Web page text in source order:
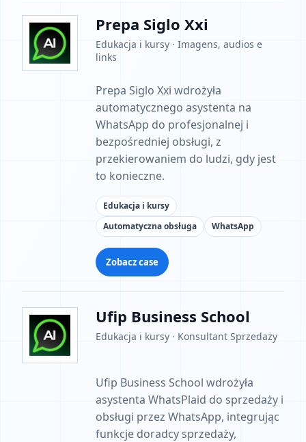
Prepa Siglo Xxi
Edukacja i kursy · Imagens, audios e
links
Prepa Siglo Xxi wdrożyła
automatycznego asystenta na
WhatsApp do profesjonalnej i
bezpośredniej obsługi, z
przekierowaniem do ludzi, gdy jest
to konieczne.
Edukacja i kursy
Automatyczna obsługa
WhatsApp
Zobacz case
Ufip Business School
Edukacja i kursy · Konsultant Sprzedaży
Ufip Business School wdrożyła
asystenta WhatsPlaid do sprzedaży i
obsługi przez WhatsApp, integrując
funkcje doradcy sprzedaży,